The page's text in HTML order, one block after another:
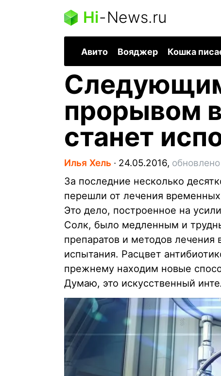
Hi-News.ru
Авито Вояджер Кошка
прорывом
станет
Илья Хель ∙ 24.05.2016,
За последние несколько
перешли от лечения
Это дело, построенное на
Солк, было медленным и
препаратов и методов лечения
испытания. Расцвет
прежнему находим новые
Думаю, это искусственный